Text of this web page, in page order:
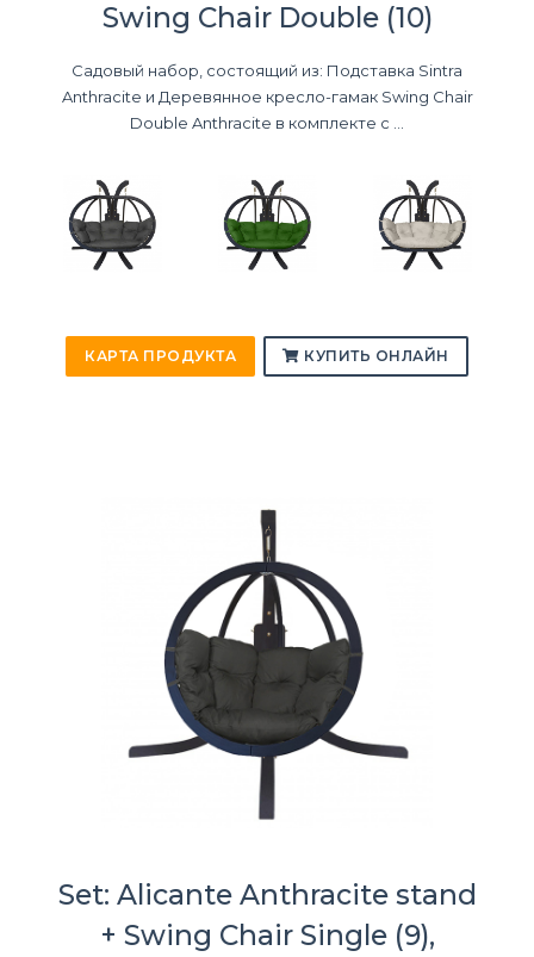
Swing Chair Double (10)
Садовый набор, состоящий из: Подставка Sintra
Anthracite и Деревянное кресло-гамак Swing Chair
Double Anthracite в комплекте с ...
КАРТА ПРОДУКТА КУПИТЬ ОНЛАЙН
Set: Alicante Anthracite stand
+ Swing Chair Single (9),